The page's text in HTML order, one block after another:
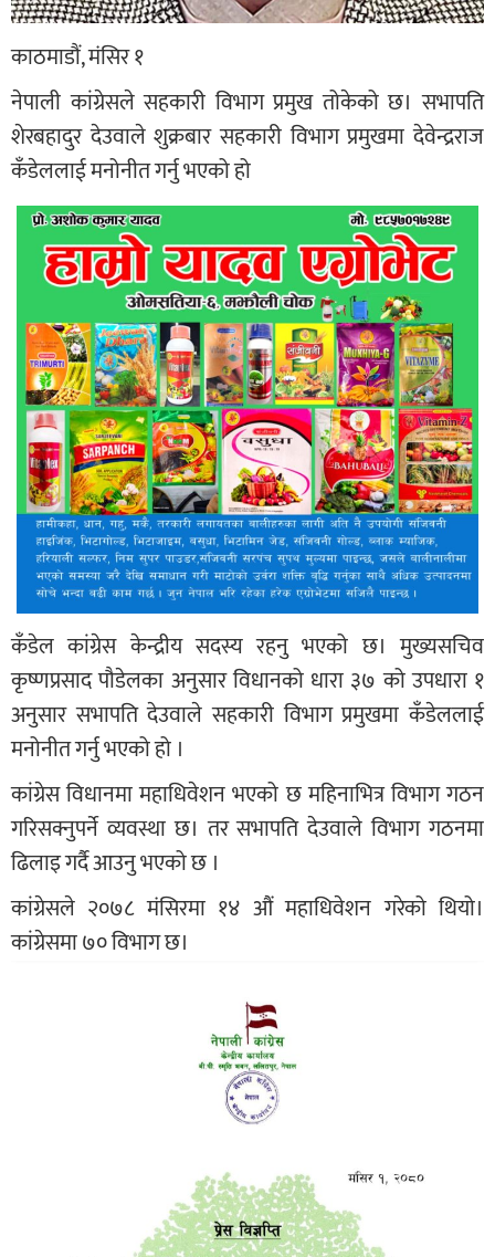
काठमाडौं, मंसिर १
नेपाली कांग्रेसले सहकारी विभाग प्रमुख तोकेको छ। सभापति
शेरबहादुर देउवाले शुक्रबार सहकारी विभाग प्रमुखमा देवेन्द्रराज
कँडेललाई मनोनीत गर्नु भएको हो
कँडेल कांग्रेस केन्द्रीय सदस्य रहनु भएको छ। मुख्यसचिव
कृष्णप्रसाद पौडेलका अनुसार विधानको धारा ३७ को उपधारा १
अनुसार सभापति देउवाले सहकारी विभाग प्रमुखमा कँडेललाई
मनोनीत गर्नु भएको हो ।
कांग्रेस विधानमा महाधिवेशन भएको छ महिनाभित्र विभाग गठन
गरिसक्नुपर्ने व्यवस्था छ। तर सभापति देउवाले विभाग गठनमा
ढिलाइ गर्दै आउनु भएको छ ।
कांग्रेसले २०७८ मंसिरमा १४ औं महाधिवेशन गरेको थियो।
कांग्रेसमा ७० विभाग छ।